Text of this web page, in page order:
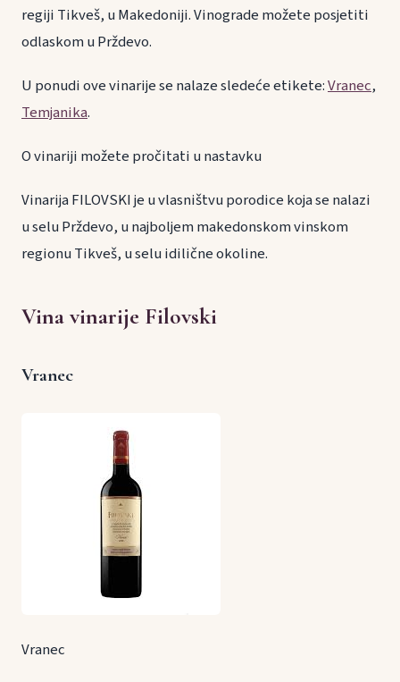
regiji Tikveš, u Makedoniji. Vinograde možete posjetiti
odlaskom u Prždevo.
U ponudi ove vinarije se nalaze sledeće etikete:Vranec,
Temjanika.
O vinariji možete pročitati u nastavku
Vinarija FILOVSKI je u vlasništvu porodice koja se nalazi
u selu Prždevo, u najboljem makedonskom vinskom
regionu Tikveš, u selu idilične okoline.
Vina vinarije Filovski
Vranec
Vranec